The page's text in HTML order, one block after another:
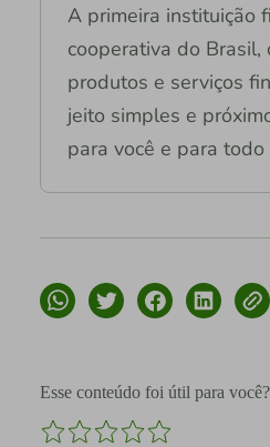
A primeira instituição
cooperativa do Brasil,
produtos e serviços
jeito simples e
para você e para todo
Esse conteúdo foi útil para você?